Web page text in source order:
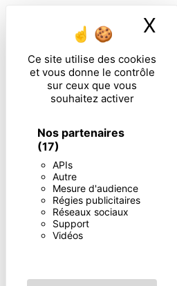
Ce site utilise des cookies
et vous donne le contrôle
sur ceux que vous
souhaitez activer
Nos partenaires
(17)
APIs
Autre
Mesure d'audience
Régies publicitaires
Réseaux sociaux
Support
Vidéos
X
En cochant cette case,
particulières ci-dessous **
** Les données personnelles
de vous contacter. Elles sont destinées à
traitants. Vous disposez de droits
de portabilité, de limitation, d’opposition,
consentement à tout moment et du droit
auprès d’une autorité de contrôle, ainsi
données post-mortem. Vous pouvez
ou par courrier électronique. Un
demandé. Nous conservons vos
de contact puis pendant la durée de